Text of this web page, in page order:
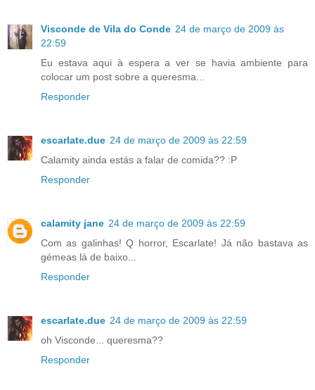
Visconde de Vila do Conde 24 de março de 2009 às
22:59
Eu estava aqui à espera a ver se havia ambiente para
colocar um post sobre a queresma...
Responder
escarlate.due 24 de março de 2009 às 22:59
Calamity ainda estás a falar de comida?? :P
Responder
calamity jane 24 de março de 2009 às 22:59
Com as galinhas! Q horror, Escarlate! Já não bastava as
gémeas lá de baixo...
Responder
escarlate.due 24 de março de 2009 às 22:59
oh Visconde... queresma??
Responder